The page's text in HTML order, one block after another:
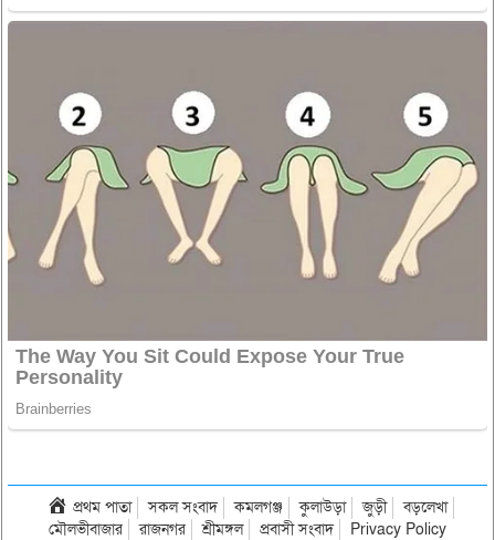
প্রথম পাতা সকল সংবাদ কমলগঞ্জ কুলাউড়া জুড়ী
বড়লেখা
মৌলভীবাজার
রাজনগর শ্রীমঙ্গল প্রবাসী সংবাদ Privacy Policy